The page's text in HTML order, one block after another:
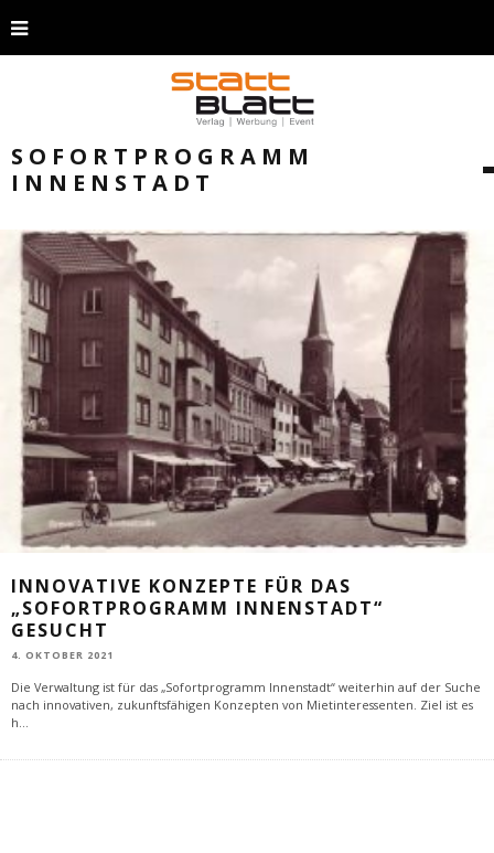
SOFORTPROGRAMM
INNENSTADT
INNOVATIVE KONZEPTE FÜR DAS
„SOFORTPROGRAMM INNENSTADT“
GESUCHT
4. OKTOBER 2021
Die Verwaltung ist für das „Sofortprogramm Innenstadt“ weiterhin auf der Suche
nach innovativen, zukunftsfähigen Konzepten von Mietinteressenten. Ziel ist es
h...